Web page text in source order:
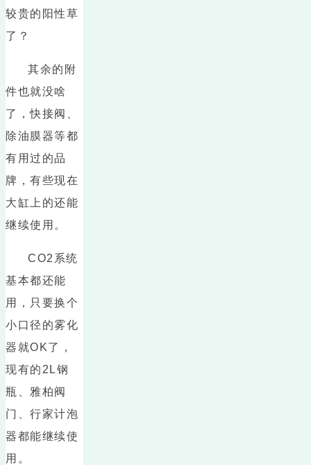
较贵的阳性草
了？
其余的附
件也就没啥
了，快接阀、
除油膜器等都
有用过的品
牌，有些现在
大缸上的还能
继续使用。
CO2系统
基本都还能
用，只要换个
小口径的雾化
器就OK了，
现有的2L钢
瓶、雅柏阀
门、行家计泡
器都能继续使
用。